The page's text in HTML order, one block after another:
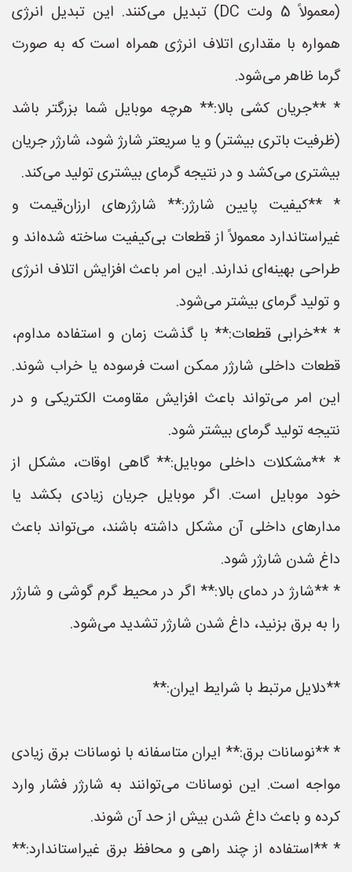
(معمولاً 5 ولت DC) تبدیل می‌کنند. این تبدیل انرژی
همواره با مقداری اتلاف انرژی همراه است که به صورت
گرما ظاهر می‌شود.
* **جریان کشی بالا:** هرچه موبایل شما بزرگتر باشد
(ظرفیت باتری بیشتر) و یا سریعتر شارژ شود، شارژر جریان
بیشتری می‌کشد و در نتیجه گرمای بیشتری تولید می‌کند.
* **کیفیت پایین شارژر:** شارژرهای ارزان‌قیمت و
غیراستاندارد معمولاً از قطعات بی‌کیفیت ساخته شده‌اند و
طراحی بهینه‌ای ندارند. این امر باعث افزایش اتلاف انرژی
و تولید گرمای بیشتر می‌شود.
* **خرابی قطعات:** با گذشت زمان و استفاده مداوم،
قطعات داخلی شارژر ممکن است فرسوده یا خراب شوند.
این امر می‌تواند باعث افزایش مقاومت الکتریکی و در
نتیجه تولید گرمای بیشتر شود.
* **مشکلات داخلی موبایل:** گاهی اوقات، مشکل از
خود موبایل است. اگر موبایل جریان زیادی بکشد یا
مدارهای داخلی آن مشکل داشته باشند، می‌تواند باعث
داغ شدن شارژر شود.
* **شارژ در دمای بالا:** اگر در محیط گرم گوشی و شارژر
را به برق بزنید، داغ شدن شارژر تشدید می‌شود.
**دلایل مرتبط با شرایط ایران:**
* **نوسانات برق:** ایران متاسفانه با نوسانات برق زیادی
مواجه است. این نوسانات می‌توانند به شارژر فشار وارد
کرده و باعث داغ شدن بیش از حد آن شوند.
* **استفاده از چند راهی و محافظ برق غیراستاندارد:**